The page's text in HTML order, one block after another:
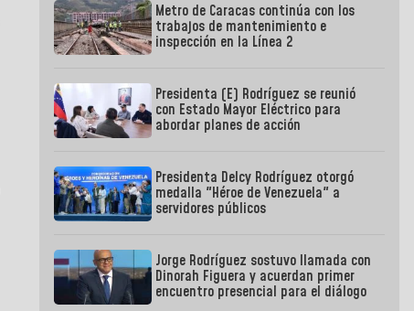
Metro de Caracas continúa con los
trabajos de mantenimiento e
inspección en la Línea 2
Presidenta (E) Rodríguez se reunió
con Estado Mayor Eléctrico para
abordar planes de acción
Presidenta Delcy Rodríguez otorgó
medalla "Héroe de Venezuela" a
servidores públicos
Jorge Rodríguez sostuvo llamada con
Dinorah Figuera y acuerdan primer
encuentro presencial para el diálogo